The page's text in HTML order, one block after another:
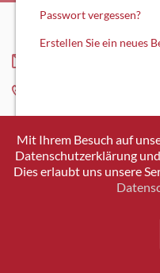
Passwort vergessen?
Erstellen Sie ein neues
SWISSICT
VULKANSTRASSE 120
8048 ZURICH
Mit Ihrem Besuch auf
Datenschutzerklärung
Dies erlaubt uns unsere